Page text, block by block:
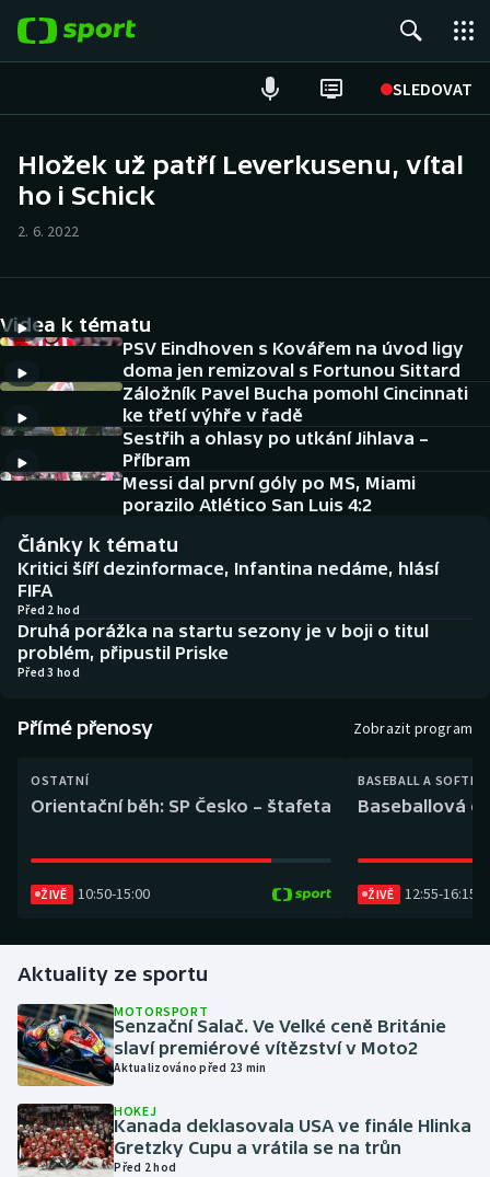
SLEDOVAT
Hokej
Cyklistika
DALŠÍ SPORTY
Americký fotbal
Baseball a softbal
Basketbal
Biatlon
Boby a skeleton
Box
Curling
Golf
Gymnastika
Házená
Jezdectví
NEPŘEHLÉDNĚTE
Historické návraty
Aplikace ČT sport
AZ kvíz
Hložek už patří Leverkusenu, vítal
ho i Schick
2. 6. 2022
Videa k tématu
PSV Eindhoven s Kovářem na úvod ligy
doma jen remizoval s Fortunou Sittard
Záložník Pavel Bucha pomohl Cincinnati
ke třetí výhře v řadě
Sestřih a ohlasy po utkání Jihlava –
Příbram
Messi dal první góly po MS, Miami
porazilo Atlético San Luis 4:2
Články k tématu
Kritici šíří dezinformace, Infantina nedáme, hlásí
FIFA
Před 2 hod
Druhá porážka na startu sezony je v boji o titul
problém, připustil Priske
Před 3 hod
Přímé přenosy Zobrazit program
OSTATNÍ
Orientační běh: SP Česko – štafeta
ŽIVĚ 10:50-15:00
BASEBALL A
Baseballová
ŽIVĚ 12:55-16:15
Aktuality ze sportu
MOTORSPORT
Senzační Salač. Ve Velké ceně Británie
slaví premiérové vítězství v Moto2
Aktualizováno před 23 min
HOKEJ
Kanada deklasovala USA ve finále Hlinka
Gretzky Cupu a vrátila se na trůn
Před 2 hod